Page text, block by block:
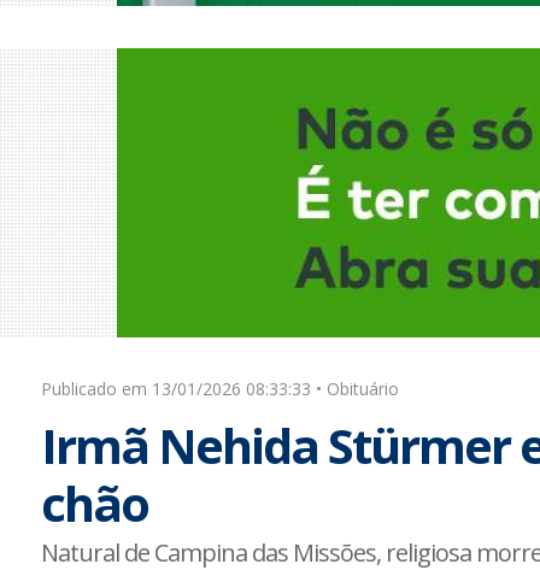
Publicado em 13/01/2026 08:33:33 • Obituário
Irmã Nehida Stürmer
chão
Natural de Campina das Missões, religiosa